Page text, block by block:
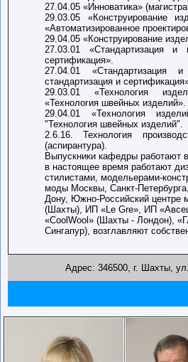
27.04.05 «Инноватика»
29.03.05 «Конструирование
«Автоматизированное
29.04.05 «Конструирование
27.03.01 «Стандартизация и
сертификация».
27.04.01 «Стандартизация
стандартизация и
29.03.01 «Технология
«Технология швейных изделий».
29.04.01 «Технология
"Технология швейных изделий".
2.6.16. Технология
(аспирантура).
Выпускники кафедры работают
в настоящее время работают
стилистами, модельерами-
моды Москвы, Санкт-
Дону, Южно-Российский центре
(Шахты), ИП «Le Gre», ИП
«CoolWool» (Шахты - Лондон),
Сингапур), возглавляют
Адрес: 346500, г. Шахты,